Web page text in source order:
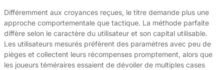
Différemment aux croyances reçues, le titre demande plus une
approche comportementale que tactique. La méthode parfaite
diffère selon le caractère du utilisateur et son capital utilisable.
Les utilisateurs mesurés préfèrent des paramètres avec peu de
pièges et collectent leurs récompenses promptement, alors que
les joueurs téméraires essaient de dévoiler de multiples cases